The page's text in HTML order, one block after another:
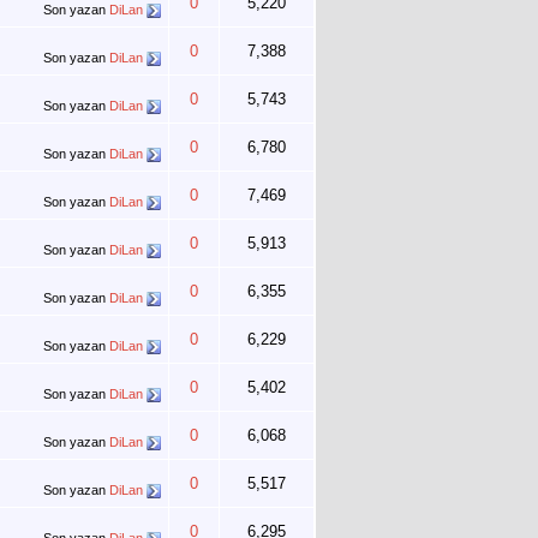
Son yazan DiLan
Son yazan DiLan 0 7,388
Son yazan DiLan 0 5,743
Son yazan DiLan 0 6,780
Son yazan DiLan 0 7,469
Son yazan DiLan 0 5,913
Son yazan DiLan 0 6,355
Son yazan DiLan 0 6,229
Son yazan DiLan 0 5,402
Son yazan DiLan 0 6,068
Son yazan DiLan 0 5,517
0 6,295